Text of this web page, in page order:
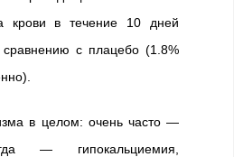
крови в течение 10 дней
с плацебо (1.8%
в целом: очень часто —
— гипокальциемия,